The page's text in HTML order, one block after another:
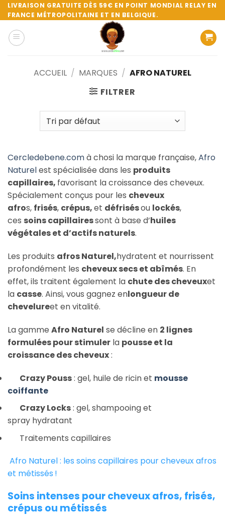
Passer
au
contenu
LIVRAISON GRATUITE DÈS 59€ EN POINT MONDIAL RELAY EN
FRANCE MÉTROPOLITAINE ET EN BELGIQUE.
ACCUEIL / MARQUES / AFRO NATUREL
FILTRER
Cercledebene.comà chosi la marque française,Afro
Naturelest spécialisée dans les produits
capillaires, favorisant la croissance des cheveux.
Spécialement conçus pour les cheveux
afros, frisés, crépus,et défrisésou lockés,
ces soins capillairessont à base d’huiles
végétales et d’actifs naturels.
Les produits afros Naturel,hydratent et nourrissent
profondément les cheveux secs et abîmés. En
effet, ils traitent également la chute des cheveuxet
la casse. Ainsi, vous gagnez enlongueur de
chevelureet en vitalité.
La gamme Afro Naturel se décline en 2 lignes
formulées pour stimuler la pousse et la
croissance des cheveux:
Crazy Pouss: gel, huile de ricin et mousse
coiffante
Crazy Locks: gel, shampooing et
spray hydratant
Traitements capillaires
Afro Naturel : les soins capillaires pour cheveux afros
et métissés !
Soins intenses pour cheveux afros, frisés,
crépus ou métissés